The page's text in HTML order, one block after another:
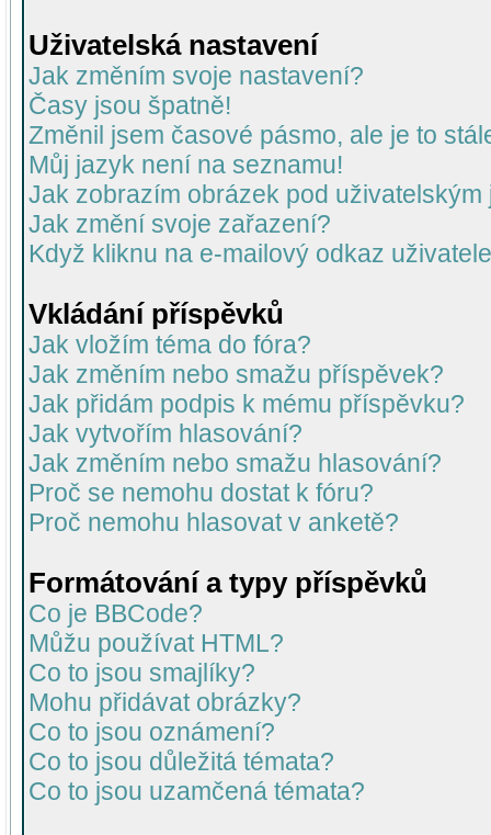
Uživatelská nastavení
Jak změním svoje nastavení?
Časy jsou špatně!
Změnil jsem časové pásmo, ale je to
Můj jazyk není na seznamu!
Jak zobrazím obrázek pod uživatelským
Jak změní svoje zařazení?
Když kliknu na e-mailový odkaz
Vkládání příspěvků
Jak vložím téma do fóra?
Jak změním nebo smažu příspěvek?
Jak přidám podpis k mému příspěvku?
Jak vytvořím hlasování?
Jak změním nebo smažu hlasování?
Proč se nemohu dostat k fóru?
Proč nemohu hlasovat v anketě?
Formátování a typy příspěvků
Co je BBCode?
Můžu používat HTML?
Co to jsou smajlíky?
Mohu přidávat obrázky?
Co to jsou oznámení?
Co to jsou důležitá témata?
Co to jsou uzamčená témata?